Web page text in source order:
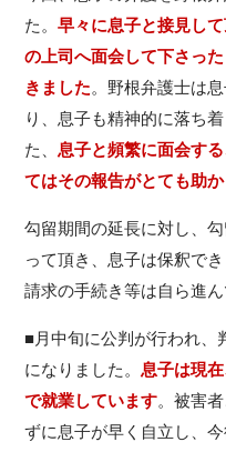
た。早々に息子と接見し
の上司へ面会して下さっ
きました。野根弁護士は
り、息子も精神的に落ち
た、 息子と頻繁に面会す
てはその報告がとても助
勾留期間の延長に対し、
って頂き、息子は保釈で
請求の手続き等は自ら進
■月中旬に公判が行われ、
になりました。 息子は現
で就業しています。被害
ずに息子が早く自立し、